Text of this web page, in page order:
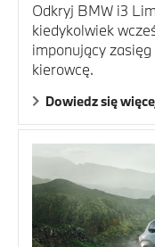
Odkryj BMW i3
kiedykolwiek
imponujący
kierowcę.
Dowiedz się